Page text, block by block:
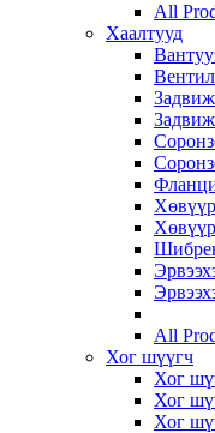
All
Хаалтууд
Хөвүүр
All
Хог шүүгч
Хог
Хог
Хог